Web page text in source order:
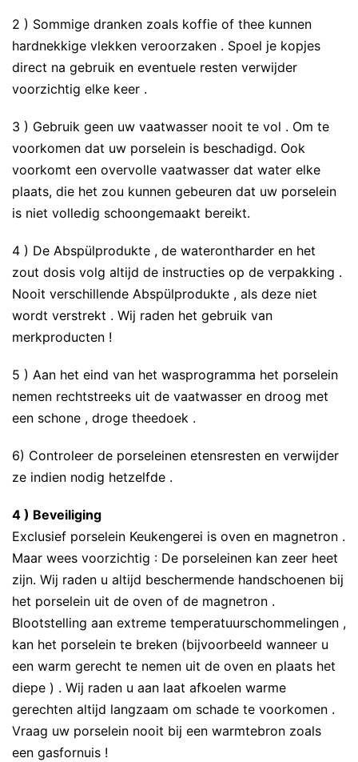
2 ) Sommige dranken zoals koffie of thee kunnen
hardnekkige vlekken veroorzaken . Spoel je kopjes
direct na gebruik en eventuele resten verwijder
voorzichtig elke keer .
3 ) Gebruik geen uw vaatwasser nooit te vol . Om te
voorkomen dat uw porselein is beschadigd. Ook
voorkomt een overvolle vaatwasser dat water elke
plaats, die het zou kunnen gebeuren dat uw porselein
is niet volledig schoongemaakt bereikt.
4 ) De Abspülprodukte , de waterontharder en het
zout dosis volg altijd de instructies op de verpakking .
Nooit verschillende Abspülprodukte , als deze niet
wordt verstrekt . Wij raden het gebruik van
merkproducten !
5 ) Aan het eind van het wasprogramma het porselein
nemen rechtstreeks uit de vaatwasser en droog met
een schone , droge theedoek .
6) Controleer de porseleinen etensresten en verwijder
ze indien nodig hetzelfde .
4 ) Beveiliging
Exclusief porselein Keukengerei is oven en magnetron .
Maar wees voorzichtig : De porseleinen kan zeer heet
zijn. Wij raden u altijd beschermende handschoenen bij
het ​​porselein uit de oven of de magnetron .
Blootstelling aan extreme temperatuurschommelingen ,
kan het porselein te breken (bijvoorbeeld wanneer u
een warm gerecht te nemen uit de oven en plaats het
diepe ) . Wij raden u aan laat afkoelen warme
gerechten altijd langzaam om schade te voorkomen .
Vraag uw porselein nooit bij een warmtebron zoals
een gasfornuis !